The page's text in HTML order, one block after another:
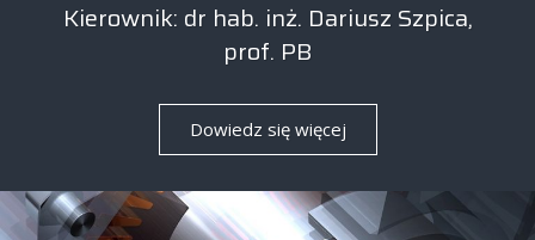
Kierownik: dr hab. inż. Dariusz Szpica,
prof. PB
Dowiedz się więcej